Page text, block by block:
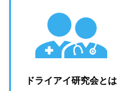
ドライアイ研究会とは